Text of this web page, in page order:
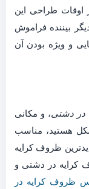
اوقات طراحی این
بیننده فراموش
و ویژه بودن آن
در دشتی، و مکانی
هستید، مناسب
ظروف کرایه
کرایه در دشتی و
ظروف کرایه در